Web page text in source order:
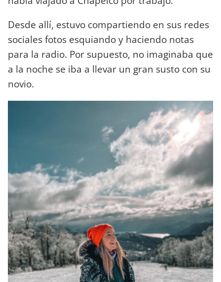
Desde allí, estuvo compartiendo en sus redes
sociales fotos esquiando y haciendo notas
para la radio. Por supuesto, no imaginaba que
a la noche se iba a llevar un gran susto con su
novio.